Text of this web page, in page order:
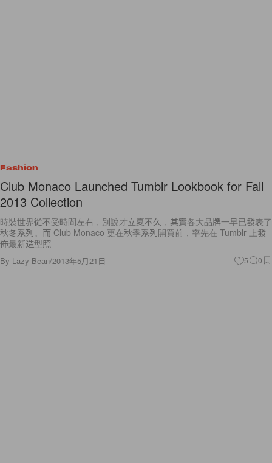
Fashion
Club Monaco Launched Tumblr Lookbook for Fall
2013 Collection
時裝世界從不受時間左右，別說才立夏不久，其實各大品牌一早已發表了
秋冬系列。而 Club Monaco 更在秋季系列開買前，率先在 Tumblr 上發
佈最新造型照
By Lazy Bean/2013年5月21日 5 0